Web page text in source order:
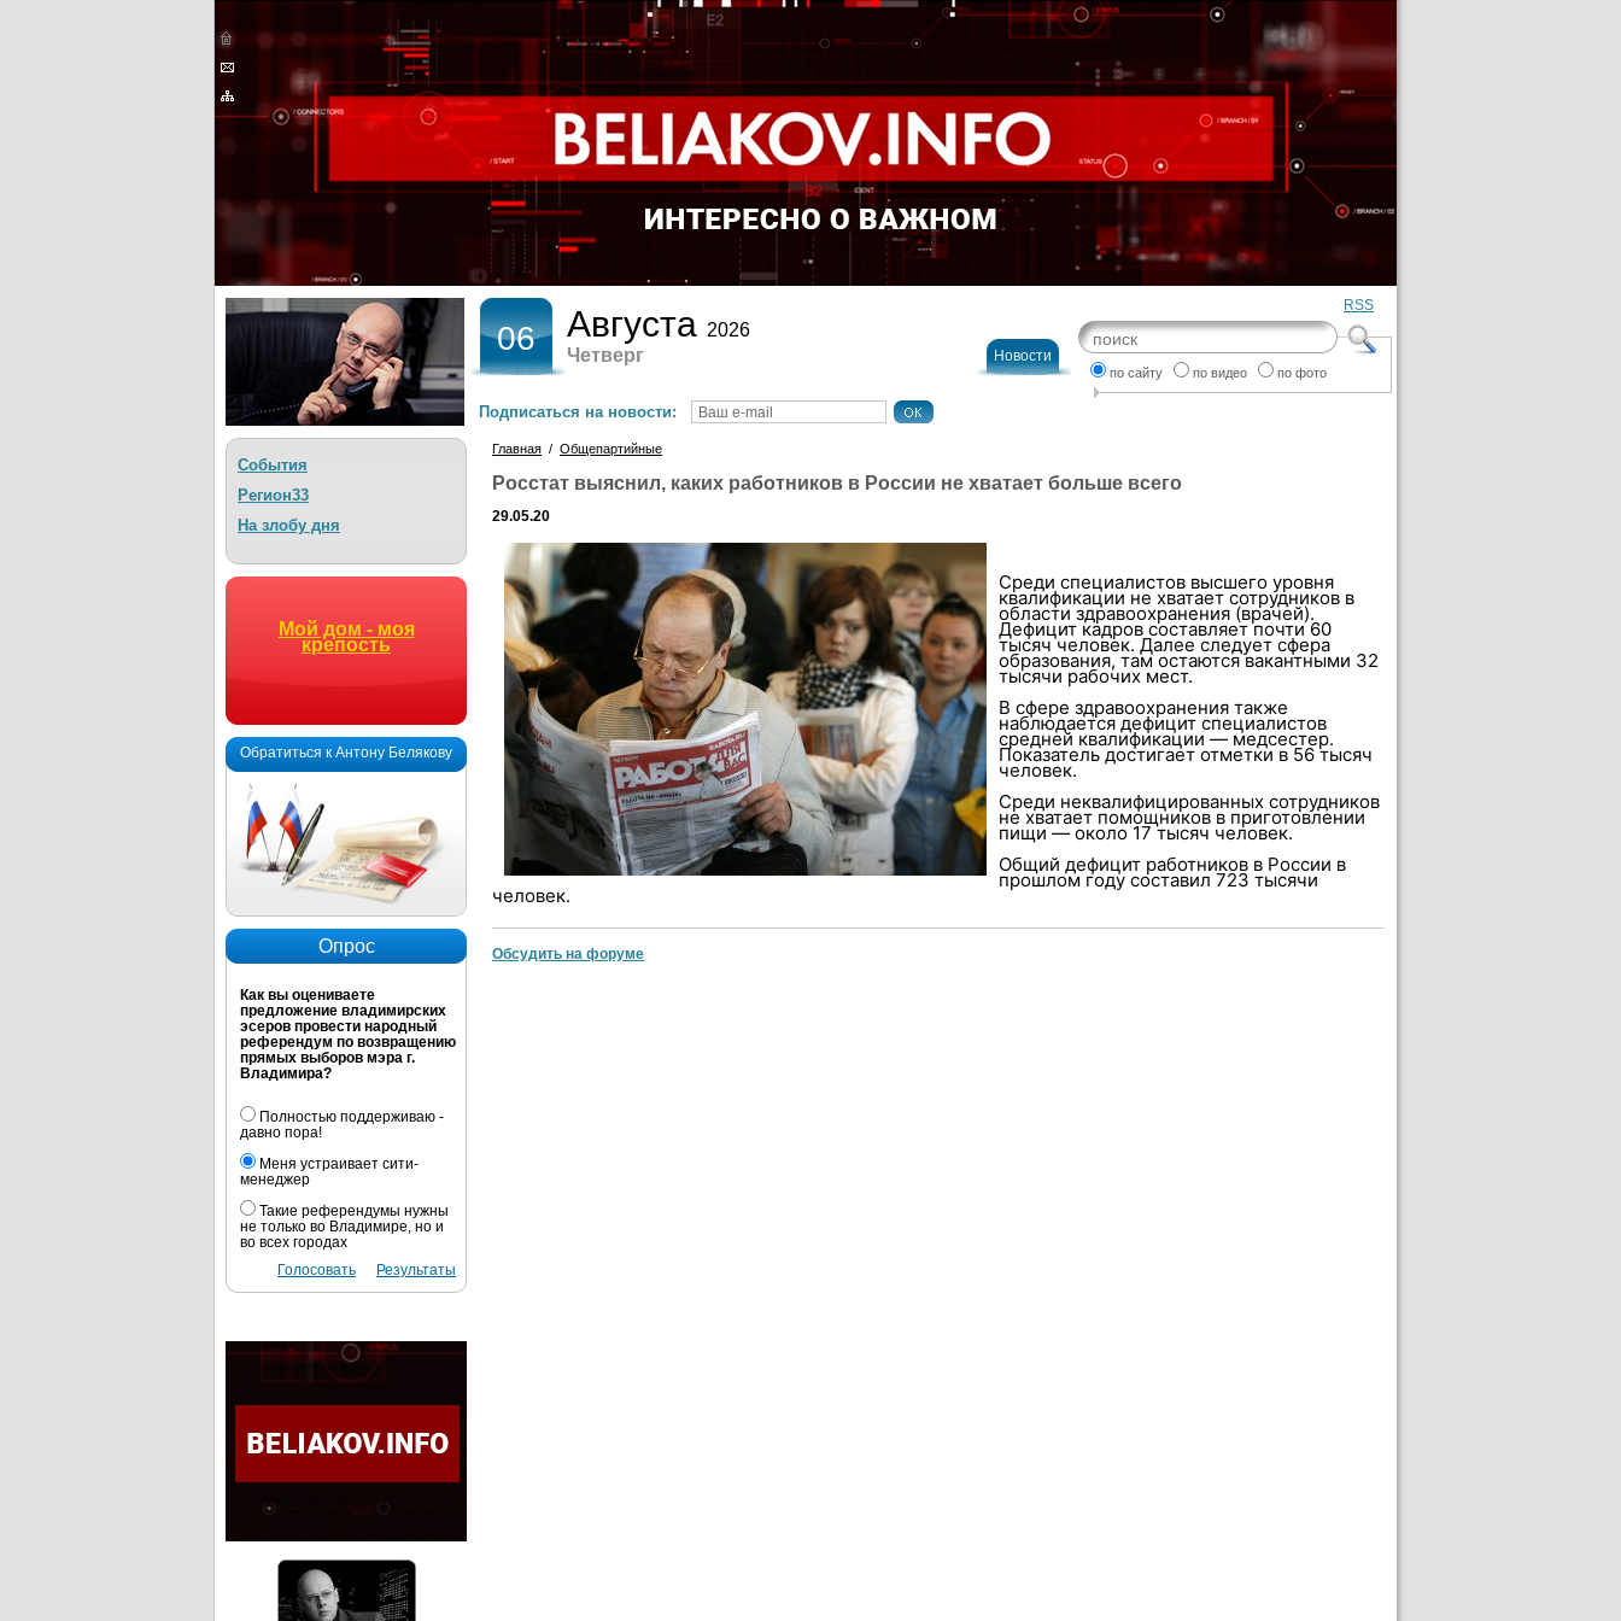
RSS
Подписаться на новости:
События
Регион33
На злобу дня
Мой дом - моя
крепость
Обратиться к Антону Белякову
Опрос
Как вы оцениваете
предложение владимирских
эсеров провести народный
референдум по возвращению
прямых выборов мэра г.
Владимира?
Полностью поддерживаю -
давно пора!
Меня устраивает сити-
менеджер
Такие референдумы нужны
не только во Владимире, но и
во всех городах
Результаты
Голосовать
06 Августа 2026
Четверг
Новости
по сайту по видео по фото
Главная / Общепартийные
Росстат выяснил, каких работников в России не хватает больше всего
29.05.20
Среди специалистов высшего уровня
квалификации не хватает сотрудников в
области здравоохранения (врачей).
Дефицит кадров составляет почти 60
тысяч человек. Далее следует сфера
образования, там остаются вакантными 32
тысячи рабочих мест.
В сфере здравоохранения также
наблюдается дефицит специалистов
средней квалификации — медсестер.
Показатель достигает отметки в 56 тысяч
человек.
Среди неквалифицированных сотрудников
не хватает помощников в приготовлении
пищи — около 17 тысяч человек.
Общий дефицит работников в России в
прошлом году составил 723 тысячи
человек.
Обсудить на форуме